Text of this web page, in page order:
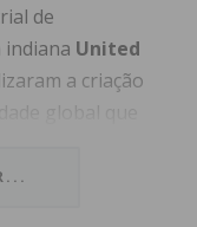
de
indiana United
a criação